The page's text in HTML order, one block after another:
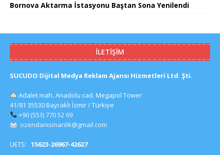
Bornova Aktarma İstasyonu Baştan Sona Yenilendi
İLETIŞIM
SUCUDO Dijital Medya Reklam Ajansı Hizmetleri Ltd. Şti.
Adalet mah. Anadolu cad. Megapol Tower
41/81 35530 Bayraklı İzmir / Türkiye
+90 (553) 770 52 69
ozendanismanlik@gmail.com
UETS: 15623-26967-42627